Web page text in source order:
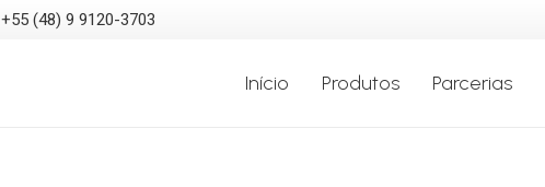
+55 (48) 9 9120-3703
Início Produtos Parcerias